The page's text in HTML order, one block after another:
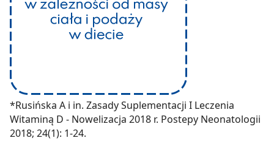
*Rusińska A i in. Zasady Suplementacji I Leczenia
Witaminą D - Nowelizacja 2018 r. Postepy Neonatologii
2018; 24(1): 1-24.